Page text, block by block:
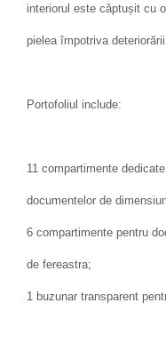
interiorul este căptușit cu
pielea împotriva deteriorării.
Portofoliul include:
11 compartimente
documentelor de
6 compartimente pentru
de fereastra;
1 buzunar transparent